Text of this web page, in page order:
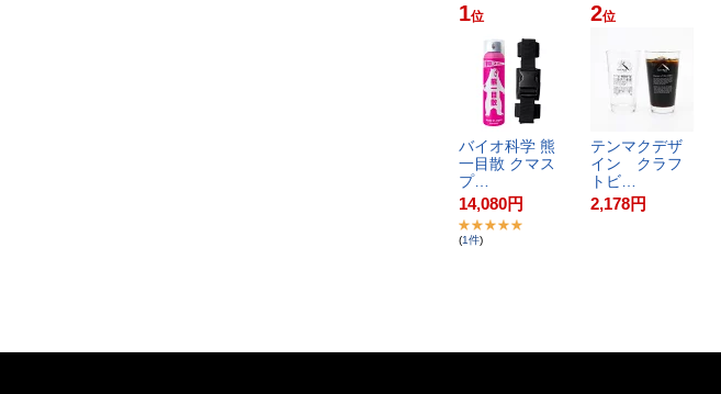
1位
バ​イ​オ​科​学​ ​熊​
一​目​散​ ​ク​マ​ス​
プ​…
14,080円
(1件)
2位
テ​ン​マ​ク​デ​ザ​
イ​ン​ ​ク​ラ​フ​
ト​ビ​…
2,178円